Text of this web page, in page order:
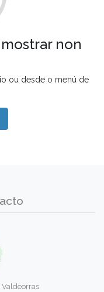
non
ou desde o menú de